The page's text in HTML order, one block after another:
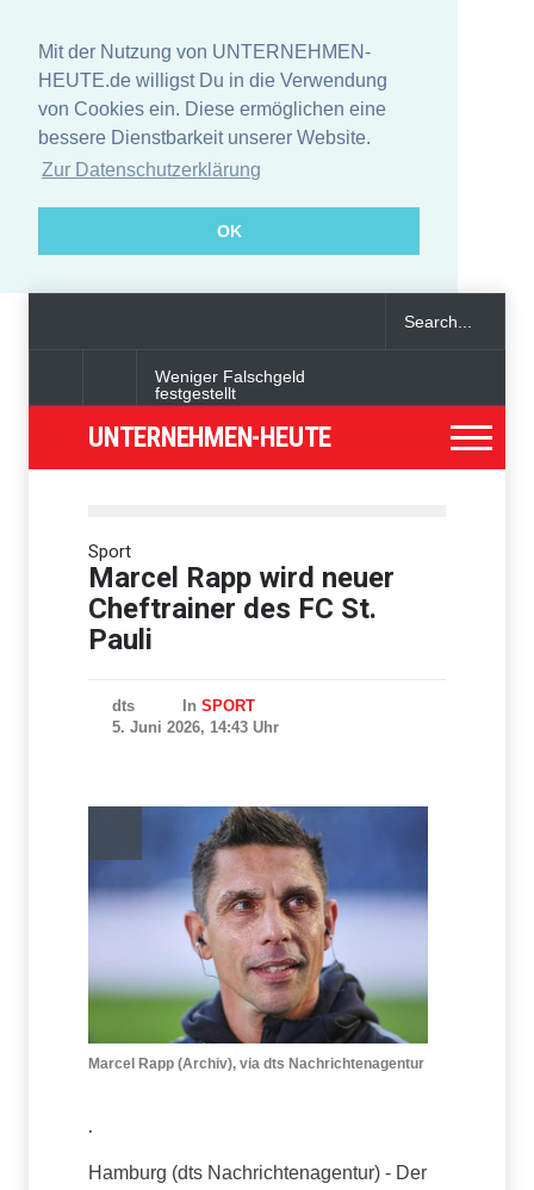
Mit der Nutzung von UNTERNEHMEN-
HEUTE.de willigst Du in die Verwendung
von Cookies ein. Diese ermöglichen eine
bessere Dienstbarkeit unserer Website.
Zur Datenschutzerklärung
OK
Weniger Falschgeld
festgestellt
Angeklagter wegen Auto-
verendet
UNTERNEHMEN-HEUTE
Sport
Marcel Rapp wird neuer
Cheftrainer des FC St.
Pauli
dts In SPORT
5. Juni 2026, 14:43 Uhr
Marcel Rapp (Archiv), via dts Nachrichtenagentur
.
Hamburg (dts Nachrichtenagentur) - Der